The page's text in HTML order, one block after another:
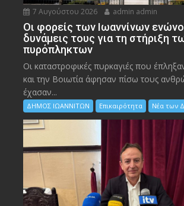
7 Αυγούστου 2026 admin admin
Οι φορείς των Ιωαννίνων
δυνάμεις τους για τη στήριξη
πυρόπληκτων
Οι καταστροφικές πυρκαγιές που
και την Bοιωτία άφησαν πίσω τους
έχασαν...
ΔΗΜΟΣ ΙΩΑΝΝΙΤΩΝ Επικαιρότητα Νέα των